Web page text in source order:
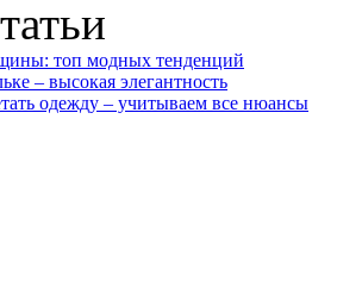
топ модных тенденций
– высокая элегантность
одежду – учитываем все нюансы